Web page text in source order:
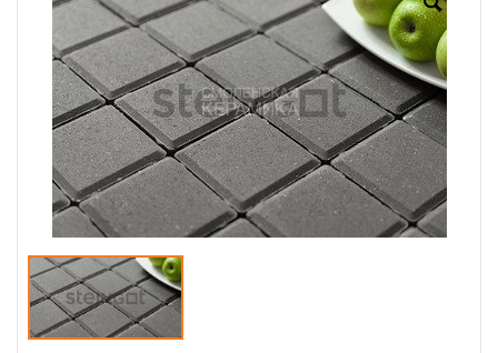
Доставка
Сотрудничество
Галерея объектов
Контакты